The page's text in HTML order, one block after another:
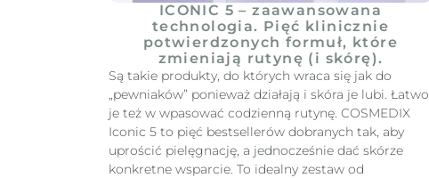
ICONIC 5 – zaawansowana
technologia. Pięć klinicznie
potwierdzonych formuł, które
zmieniają rutynę (i skórę).
Są takie produkty, do których wraca się jak do
„pewniaków” ponieważ działają i skóra je lubi. Łatwo
je też w wpasować codzienną rutynę. COSMEDIX
Iconic 5 to pięć bestsellerów dobranych tak, aby
uprościć pielęgnację, a jednocześnie dać skórze
konkretne wsparcie. To idealny zestaw od